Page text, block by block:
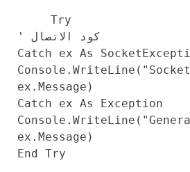
Try
' كود الاتصال
Catch ex As
Console.WriteLine(
ex.Message)
Catch ex As
Exception
Console.WriteLine(
ex.Message)
End
Try